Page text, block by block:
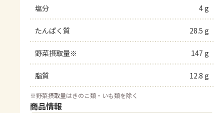
塩分 4 g
たんぱく質 28.5 g
野菜摂取量※ 147 g
脂質 12.8 g
※野菜摂取量はきのこ類・いも類を除く
商品情報